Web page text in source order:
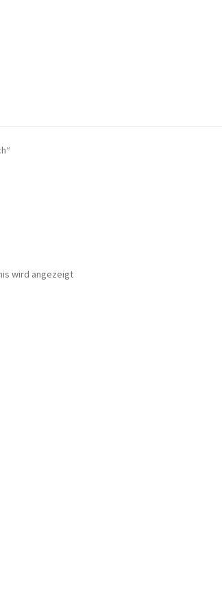
Impressum
wird angezeigt